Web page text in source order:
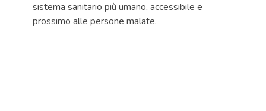
sistema sanitario più umano, accessibile e
prossimo alle persone malate.